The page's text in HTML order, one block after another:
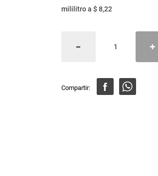
mililitroa $ 8,22